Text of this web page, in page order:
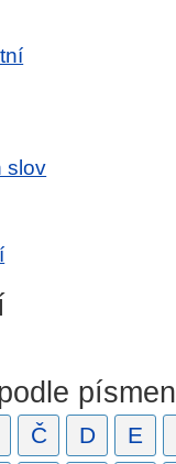
slov
písmen
Č D E